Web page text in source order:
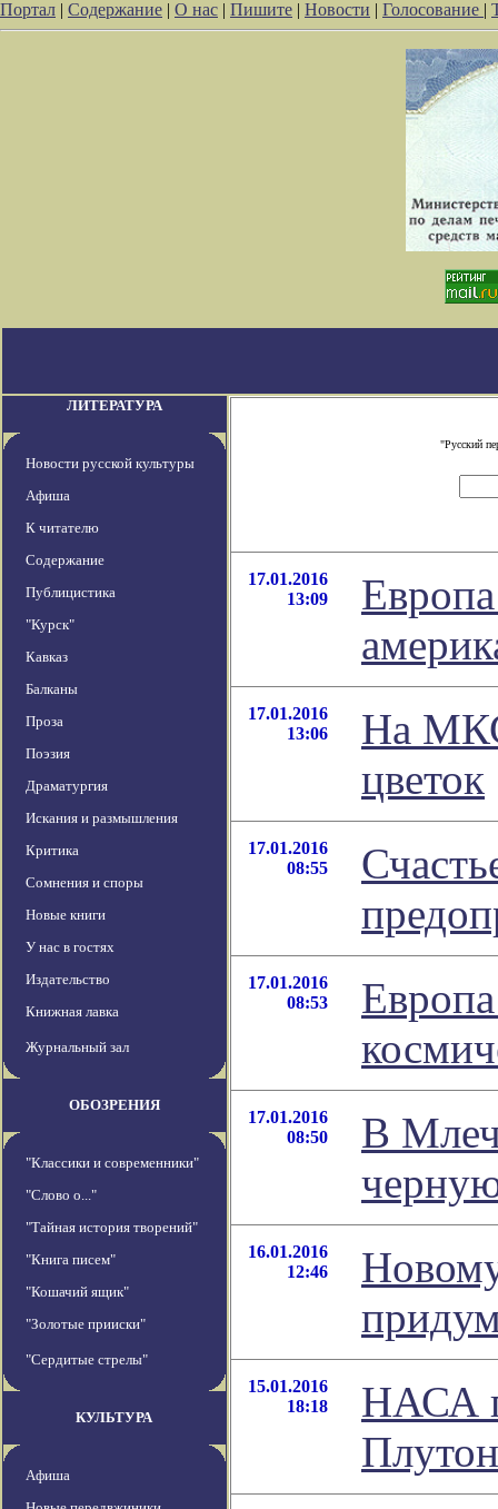
Портал | Содержание | О нас | Пишите | Новости | Голосование |
ЛИТЕРАТУРА
Новости русской культуры
Афиша
К читателю
Содержание
Публицистика
"Курск"
Кавказ
Балканы
Проза
Поэзия
Драматургия
Искания и размышления
Критика
Сомнения и споры
Новые книги
У нас в гостях
Издательство
Книжная лавка
Журнальный зал
ОБОЗРЕНИЯ
"Классики и современники"
"Слово о..."
"Тайная история творений"
"Книга писем"
"Кошачий ящик"
"Золотые прииски"
"Сердитые стрелы"
КУЛЬТУРА
Афиша
"Русский
17.01.2016
13:09
17.01.2016
13:06
На МКС
цветок
17.01.2016
08:55
17.01.2016
08:53
17.01.2016
08:50
В
16.01.2016
12:46
15.01.2016
18:18
НАСА